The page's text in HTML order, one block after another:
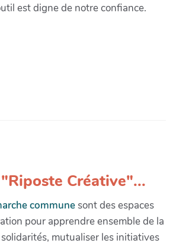
est digne de notre confiance.